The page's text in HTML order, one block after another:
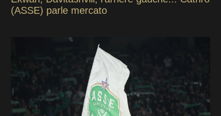
(ASSE) parle mercato